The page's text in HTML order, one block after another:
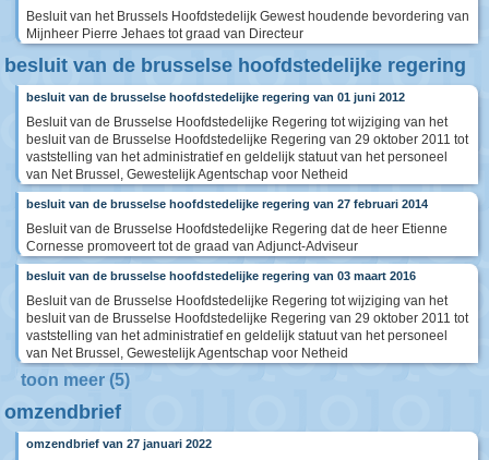
Besluit van het Brussels Hoofdstedelijk Gewest houdende bevordering van
Mijnheer Pierre Jehaes tot graad van Directeur
besluit van de brusselse hoofdstedelijke regering
besluit van de brusselse hoofdstedelijke regering van 01 juni 2012
Besluit van de Brusselse Hoofdstedelijke Regering tot wijziging van het
besluit van de Brusselse Hoofdstedelijke Regering van 29 oktober 2011 tot
vaststelling van het administratief en geldelijk statuut van het personeel
van Net Brussel, Gewestelijk Agentschap voor Netheid
besluit van de brusselse hoofdstedelijke regering van 27 februari 2014
Besluit van de Brusselse Hoofdstedelijke Regering dat de heer Etienne
Cornesse promoveert tot de graad van Adjunct-Adviseur
besluit van de brusselse hoofdstedelijke regering van 03 maart 2016
Besluit van de Brusselse Hoofdstedelijke Regering tot wijziging van het
besluit van de Brusselse Hoofdstedelijke Regering van 29 oktober 2011 tot
vaststelling van het administratief en geldelijk statuut van het personeel
van Net Brussel, Gewestelijk Agentschap voor Netheid
toon meer (5)
omzendbrief
omzendbrief van 27 januari 2022